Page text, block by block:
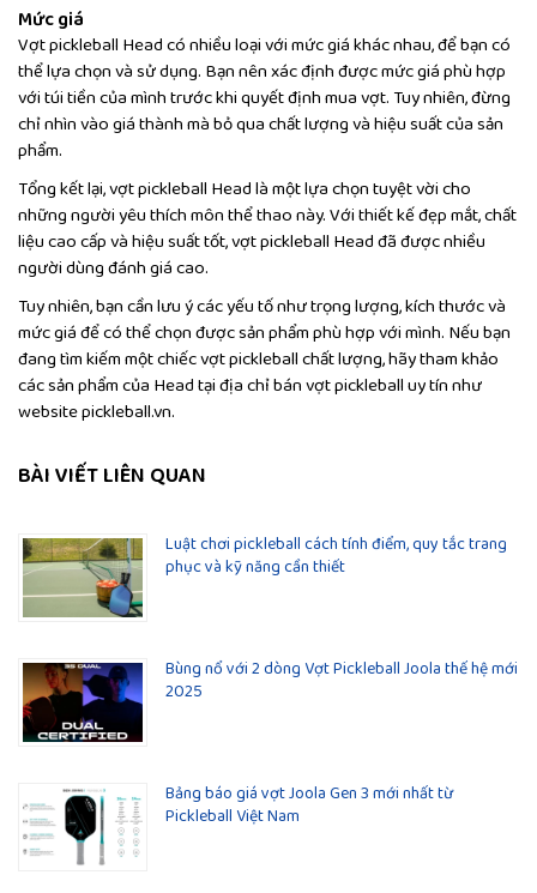
Mức giá
Vợt pickleball Head có nhiều loại với mức giá khác nhau, để bạn có
thể lựa chọn và sử dụng. Bạn nên xác định được mức giá phù hợp
với túi tiền của mình trước khi quyết định mua vợt. Tuy nhiên, đừng
chỉ nhìn vào giá thành mà bỏ qua chất lượng và hiệu suất của sản
phẩm.
Tổng kết lại, vợt pickleball Head là một lựa chọn tuyệt vời cho
những người yêu thích môn thể thao này. Với thiết kế đẹp mắt, chất
liệu cao cấp và hiệu suất tốt, vợt pickleball Head đã được nhiều
người dùng đánh giá cao.
Tuy nhiên, bạn cần lưu ý các yếu tố như trọng lượng, kích thước và
mức giá để có thể chọn được sản phẩm phù hợp với mình. Nếu bạn
đang tìm kiếm một chiếc vợt pickleball chất lượng, hãy tham khảo
các sản phẩm của Head tại địa chỉ bán vợt pickleball uy tín như
website pickleball.vn.
BÀI VIẾT LIÊN QUAN
Luật chơi pickleball cách tính điểm, quy tắc trang
phục và kỹ năng cần thiết
Bùng nổ với 2 dòng Vợt Pickleball Joola thế hệ mới
2025
Bảng báo giá vợt Joola Gen 3 mới nhất từ
Pickleball Việt Nam